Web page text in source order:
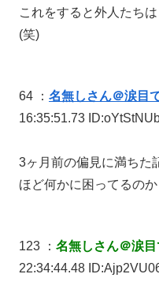
これをすると外人たち
(笑)
64 ： 名無しさん＠涙目
16:35:51.73
3ヶ月前の偏見に満ちた
ほど何かに困ってるのか
123 ： 名無しさん＠涙目
22:34:44.48